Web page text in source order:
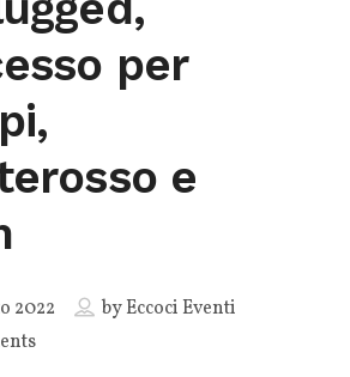
per
e
2022 byEccoci Eventi